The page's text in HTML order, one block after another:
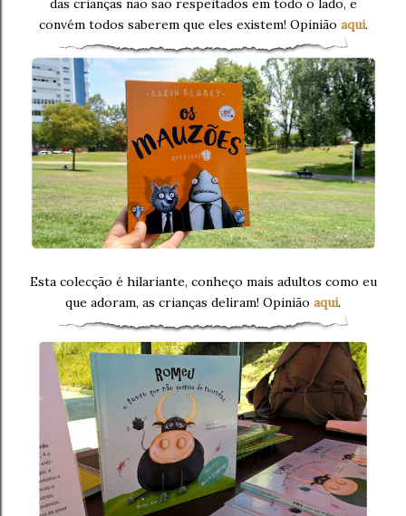
das crianças não são respeitados em todo o lado, e
convém todos saberem que eles existem! Opinião aqui.
Esta colecção é hilariante, conheço mais adultos como eu
que adoram, as crianças deliram! Opinião aqui.